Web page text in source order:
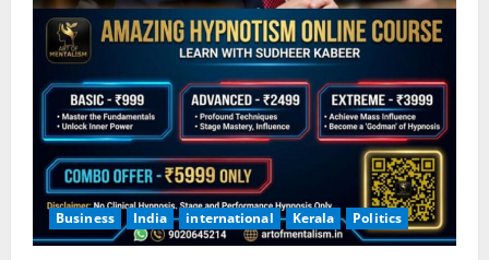
Business India international Kerala Politics